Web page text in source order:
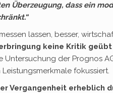
Überzeugung, dass ein
lassen, besser,
keine Kritik
Untersuchung der Prognos
fokussiert.
Vergangenheit erheblich